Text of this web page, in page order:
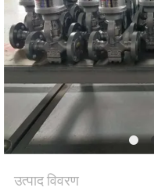
साइटमैप
PRIVACY
POLICY
उत्पाद विवरण